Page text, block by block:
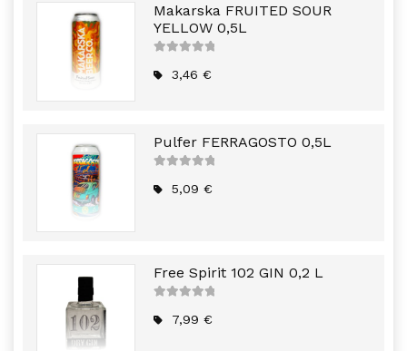
Makarska FRUITED SOUR
YELLOW 0,5L
5
3,46€
Pulfer FERRAGOSTO 0,5L
5
5,09€
Free Spirit 102 GIN 0,2 L
5
7,99€